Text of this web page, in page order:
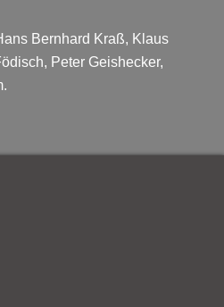
Bernhard Kraß, Klaus
Peter Geishecker,